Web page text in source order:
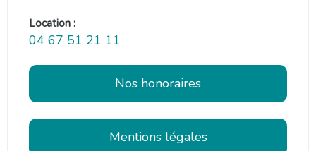
Location :
04 67 51 21 11
Nos honoraires
Mentions légales